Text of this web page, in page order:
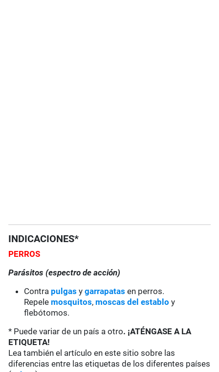
INDICACIONES*
PERROS
Parásitos (espectro de acción)
Contra pulgas ygarrapatas en perros.
Repele mosquitos, moscas del establo y
flebótomos.
* Puede variar de un país a otro. ¡ATÉNGASE A LA
ETIQUETA!
Lea también el artículo en este sitio sobre las
diferencias entre las etiquetas de los diferentes países